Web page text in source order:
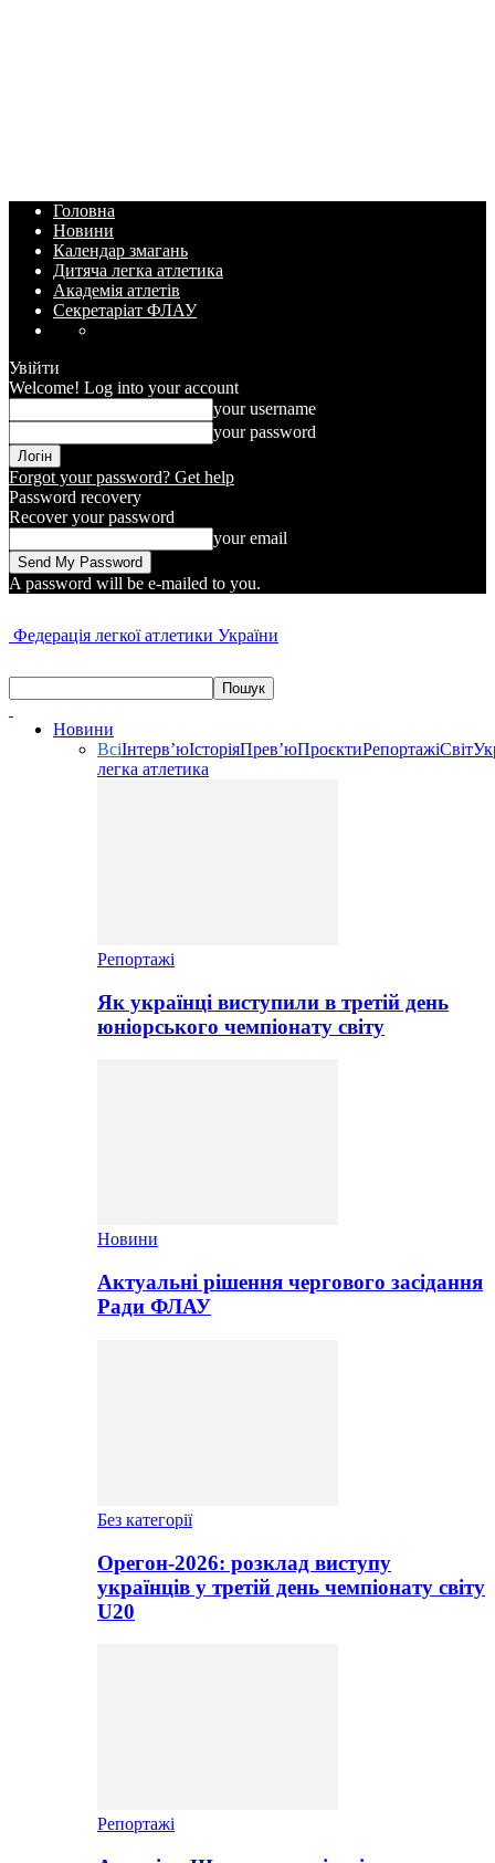
Головна
Новини
Календар змагань
Дитяча легка атлетика
Академія атлетів
Секретаріат ФЛАУ
Увійти
Welcome! Log into your account
your username
your password
Forgot your password? Get help
Password recovery
Recover your password
your email
A password will be e-mailed to you.
Федерація легкої атлетики України
Новини
ВсіІнтерв’юІсторіяПрев’юПроєктиРепортажіСвіт
легка атлетика
Репортажі
Як українці виступили в третій день
юніорського чемпіонату світу
Новини
Актуальні рішення чергового засідання
Ради ФЛАУ
Без категорії
Орегон-2026: розклад виступу
українців у третій день чемпіонату світу
U20
Репортажі